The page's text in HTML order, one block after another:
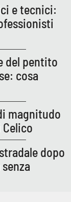
e tecnici:
del pentito
cosa
magnitudo
dopo